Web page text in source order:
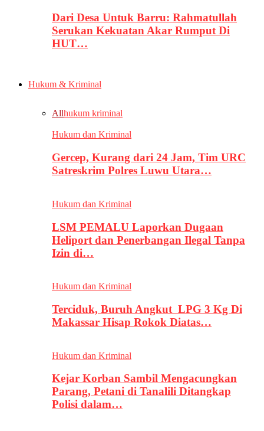
Dari Desa Untuk Barru: Rahmatullah
Serukan Kekuatan Akar Rumput Di
HUT…
Hukum & Kriminal
Allhukum kriminal
Hukum dan Kriminal
Gercep, Kurang dari 24 Jam, Tim URC
Satreskrim Polres Luwu Utara…
Hukum dan Kriminal
LSM PEMALU Laporkan Dugaan
Heliport dan Penerbangan Ilegal Tanpa
Izin di…
Hukum dan Kriminal
Terciduk, Buruh Angkut LPG 3 Kg Di
Makassar Hisap Rokok Diatas…
Hukum dan Kriminal
Kejar Korban Sambil Mengacungkan
Parang, Petani di Tanalili Ditangkap
Polisi dalam…